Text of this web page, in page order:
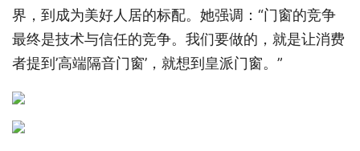
界，到成为美好人居的标配。她强调：“门窗的竞争
最终是技术与信任的竞争。我们要做的，就是让消费
者提到’高端隔音门窗’，就想到皇派门窗。”